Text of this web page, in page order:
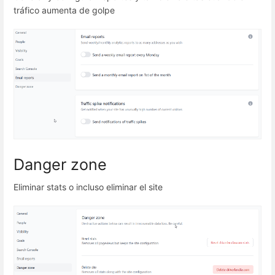
tráfico aumenta de golpe
Danger zone
Eliminar stats o incluso eliminar el site